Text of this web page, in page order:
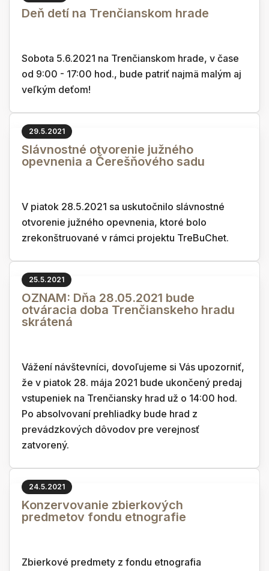
Deň detí na Trenčianskom hrade
Sobota 5.6.2021 na Trenčianskom hrade, v čase
od 9:00 - 17:00 hod., bude patriť najmä malým aj
veľkým deťom!
29.5.2021
Slávnostné otvorenie južného
opevnenia a Čerešňového sadu
V piatok 28.5.2021 sa uskutočnilo slávnostné
otvorenie južného opevnenia, ktoré bolo
zrekonštruované v rámci projektu TreBuChet.
25.5.2021
OZNAM: Dňa 28.05.2021 bude
otváracia doba Trenčianskeho hradu
skrátená
Vážení návštevníci, dovoľujeme si Vás upozorniť,
že v piatok 28. mája 2021 bude ukončený predaj
vstupeniek na Trenčiansky hrad už o 14:00 hod.
Po absolvovaní prehliadky bude hrad z
prevádzkových dôvodov pre verejnosť
zatvorený.
24.5.2021
Konzervovanie zbierkových
predmetov fondu etnografie
Zbierkové predmety z fondu etnografia